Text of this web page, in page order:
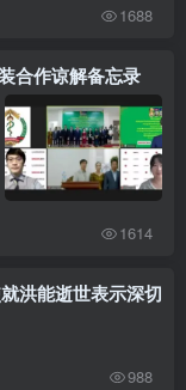
1688
合作谅解备忘录
1614
洪能逝世表示深切
988